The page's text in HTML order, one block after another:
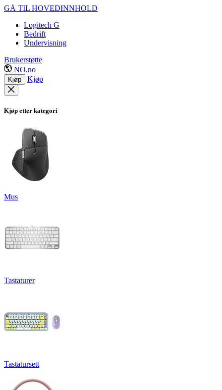
GÅ TIL HOVEDINNHOLD
Logitech G
Bedrift
Undervisning
Brukerstøtte
NO,no
Kjøp Kjøp
Kjøp etter kategori
Mus
Tastaturer
Tastatursett